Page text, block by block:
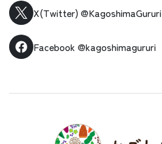
X(Twitter) @KagoshimaGururi
Facebook @kagoshimagururi